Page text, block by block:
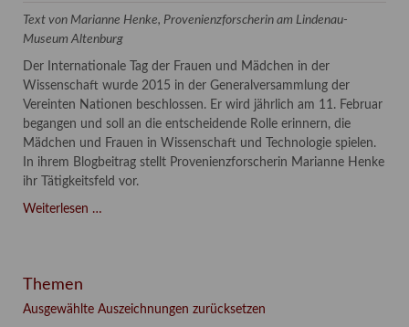
Text von Marianne Henke, Provenienzforscherin am Lindenau-
Museum Altenburg
Der Internationale Tag der Frauen und Mädchen in der
Wissenschaft wurde 2015 in der Generalversammlung der
Vereinten Nationen beschlossen. Er wird jährlich am 11. Februar
begangen und soll an die entscheidende Rolle erinnern, die
Mädchen und Frauen in Wissenschaft und Technologie spielen.
In ihrem Blogbeitrag stellt Provenienzforscherin Marianne Henke
ihr Tätigkeitsfeld vor.
Weiterlesen …
im
Themen
Ausgewählte Auszeichnungen zurücksetzen